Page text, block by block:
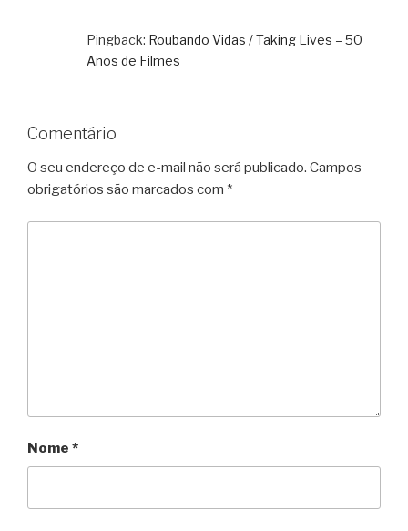
Pingback: Roubando Vidas / Taking Lives – 50
Anos de Filmes
Comentário
O seu endereço de e-mail não será publicado. Campos
obrigatórios são marcados com *
Nome *